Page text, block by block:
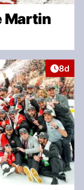
Martin
8d